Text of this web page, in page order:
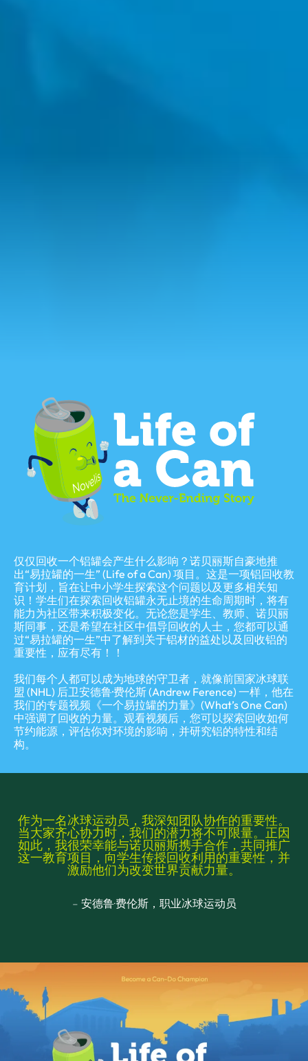
仅仅回收一个铝罐会产生什么影响？诺贝丽斯自豪地推
出“易拉罐的一生” (Life of a Can) 项目。这是一项铝回收教
育计划，旨在让中小学生探索这个问题以及更多相关知
识！学生们在探索回收铝罐永无止境的生命周期时，将有
能力为社区带来积极变化。无论您是学生、教师、诺贝丽
斯同事，还是希望在社区中倡导回收的人士，您都可以通
过“易拉罐的一生”中了解到关于铝材的益处以及回收铝的
重要性，应有尽有！！
我们每个人都可以成为地球的守卫者，就像前国家冰球联
盟 (NHL) 后卫安德鲁·费伦斯 (Andrew Ference) 一样，他在
我们的专题视频《一个易拉罐的力量》(What’s One Can)
中强调了回收的力量。观看视频后，您可以探索回收如何
节约能源，评估你对环境的影响，并研究铝的特性和结
构。
作为一名冰球运动员，我深知团队协作的重要性。
当大家齐心协力时，我们的潜力将不可限量。正因
如此，我很荣幸能与诺贝丽斯携手合作，共同推广
这一教育项目，向学生传授回收利用的重要性，并
激励他们为改变世界贡献力量。
– 安德鲁·费伦斯，职业冰球运动员